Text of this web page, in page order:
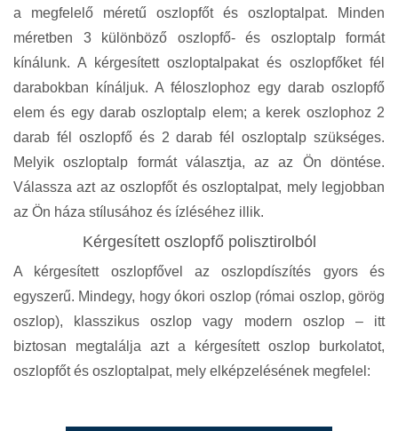
a megfelelő méretű oszlopfőt és oszloptalpat. Minden
méretben 3 különböző oszlopfő- és oszloptalp formát
kínálunk. A kérgesített oszloptalpakat és oszlopfőket fél
darabokban kínáljuk. A féloszlophoz egy darab oszlopfő
elem és egy darab oszloptalp elem; a kerek oszlophoz 2
darab fél oszlopfő és 2 darab fél oszloptalp szükséges.
Melyik oszloptalp formát választja, az az Ön döntése.
Válassza azt az oszlopfőt és oszloptalpat, mely legjobban
az Ön háza stílusához és ízléséhez illik.
Kérgesített oszlopfő polisztirolból
A kérgesített oszlopfővel az oszlopdíszítés gyors és
egyszerű. Mindegy, hogy ókori oszlop (római oszlop, görög
oszlop), klasszikus oszlop vagy modern oszlop – itt
biztosan megtalálja azt a kérgesített oszlop burkolatot,
oszlopfőt és oszloptalpat, mely elképzelésének megfelel: